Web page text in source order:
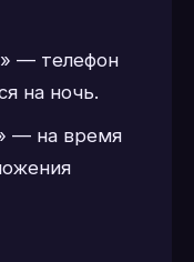
— телефон
на ночь.
— на время